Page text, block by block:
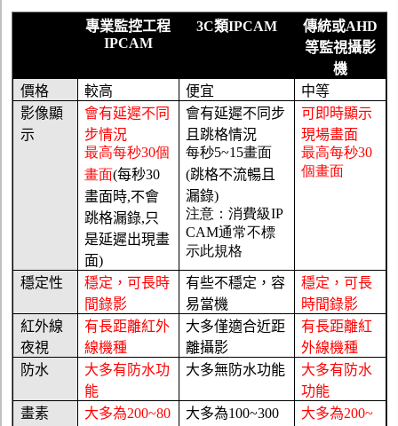
專業監控工程
IPCAM
3C類IPCAM 傳統或AHD
等監視攝影
機
價格
較高 便宜
中等
影像顯
示
會有延遲不同
步情況
最高每秒30個
畫面(每秒30
畫面時,不會
跳格漏錄,只
是延遲出現畫
面)
會有延遲不同步
且跳格情況
每秒5~15畫面
(跳格不流暢且
漏錄)
注意：消費級IP
CAM通常不標
示此規格
可即時顯示
現場畫面
最高每秒30
個畫面
穩定性
穩定，可長時
間錄影
有些不穩定，容
易當機
穩定，可長
時間錄影
紅外線
夜視
有長距離紅外
線機種
大多僅適合近距
離攝影
有長距離紅
外線機種
防水
大多有防水功
能
大多無防水功能
大多有防水
功能
畫素
大多為200~80
大多為100~300
大多為200~